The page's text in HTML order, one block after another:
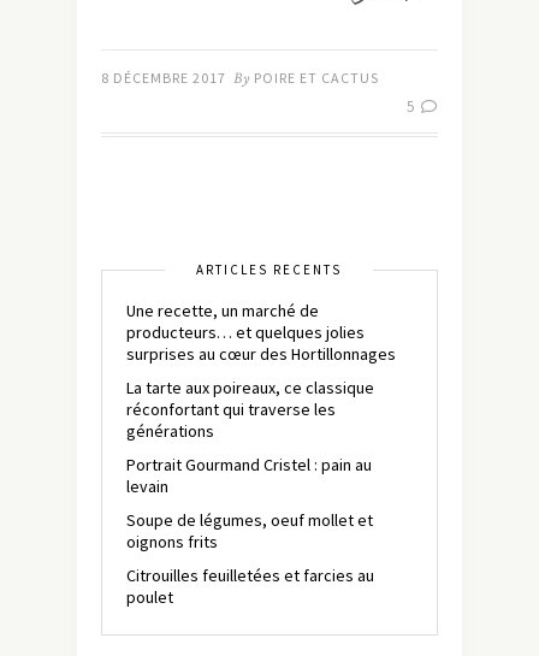
8 DÉCEMBRE 2017 By POIRE ET CACTUS
5
ARTICLES RÉCENTS
Une recette, un marché de
producteurs… et quelques jolies
surprises au cœur des Hortillonnages
La tarte aux poireaux, ce classique
réconfortant qui traverse les
générations
Portrait Gourmand Cristel : pain au
levain
Soupe de légumes, oeuf mollet et
oignons frits
Citrouilles feuilletées et farcies au
poulet